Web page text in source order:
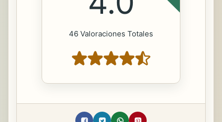
46 Valoraciones Totales